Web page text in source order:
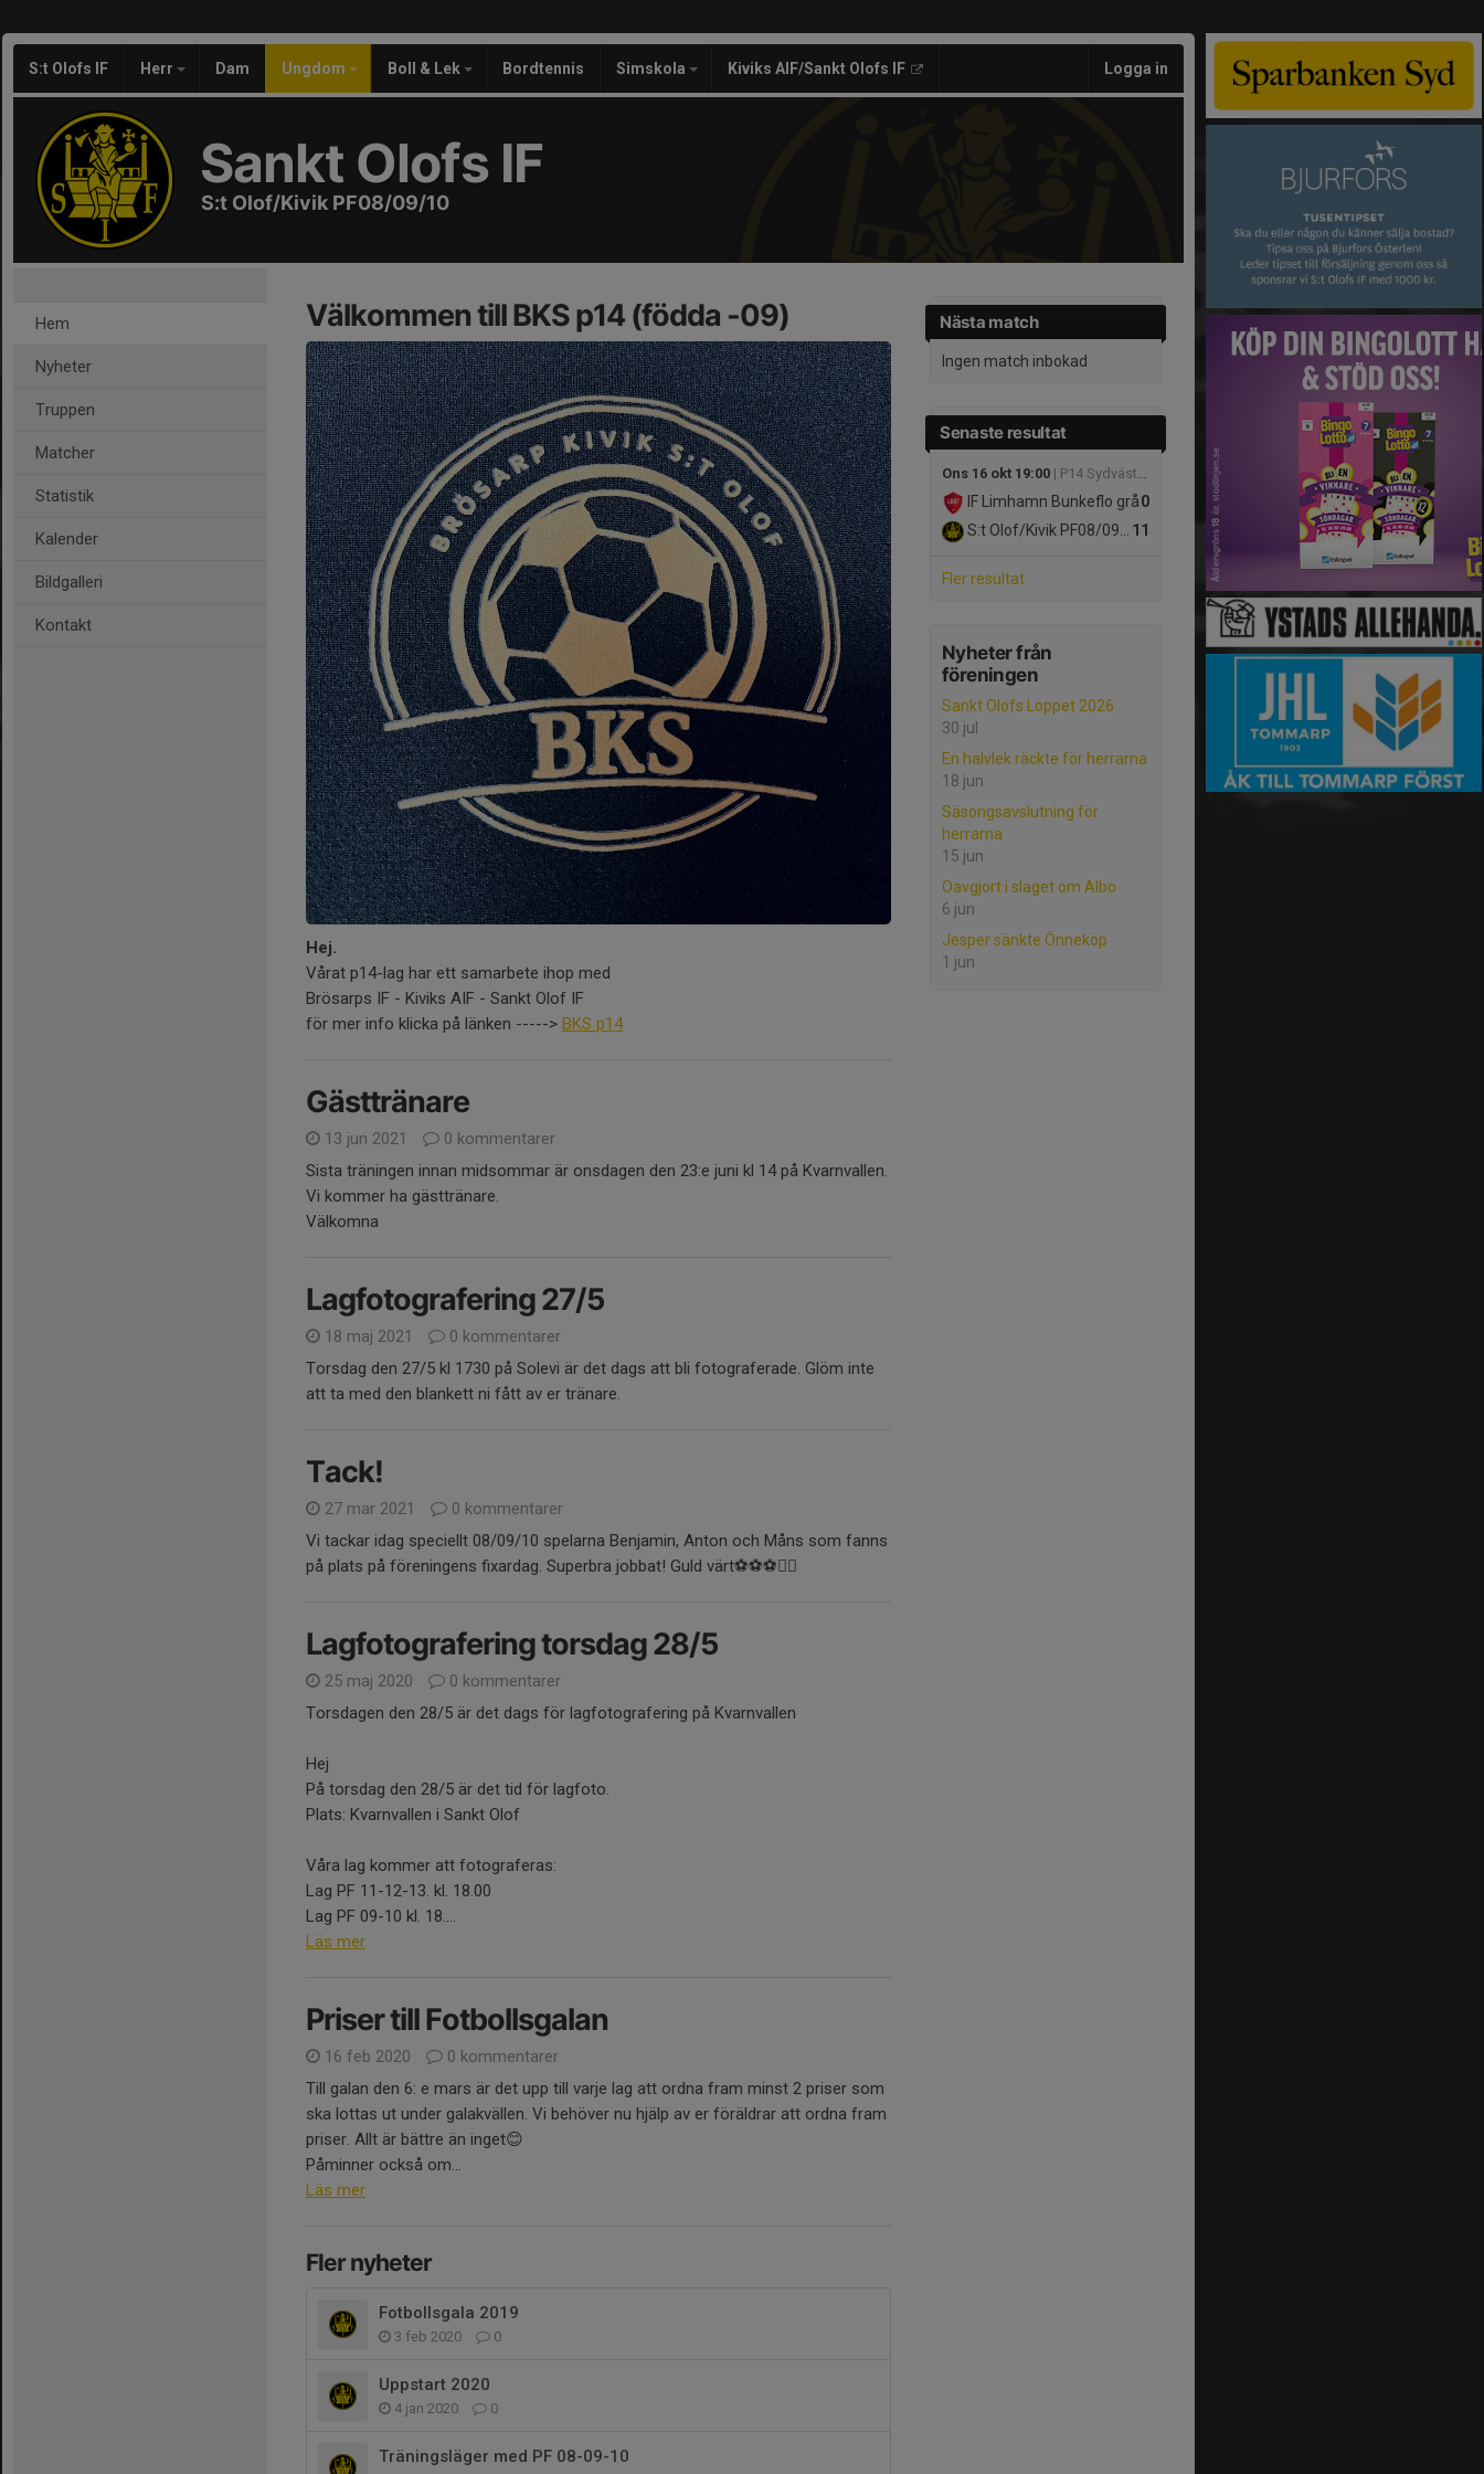
S:t Olofs IF Herr Dam Ungdom Boll & Lek Bordtennis Simskola Kiviks AIF/Sankt Olofs IF Logga in
Sankt Olofs IF
S:t Olof/Kivik PF08/09/10
Hem
Nyheter
Truppen
Matcher
Statistik
Kalender
Bildgalleri
Kontakt
Nästa match
Ingen match inbokad
Senaste resultat
Ons 16 okt 19:00 | P14 Sydvästra B3, höst
0
IF Limhamn Bunkeflo grå
11
S:t Olof/Kivik PF08/09/10
Fler resultat
Nyheter från
föreningen
Sankt Olofs Loppet 2026
30 jul
En halvlek räckte för herrarna
18 jun
Säsongsavslutning för
herrarna
15 jun
Oavgjort i slaget om Albo
6 jun
Jesper sänkte Önneköp
1 jun
Välkommen till BKS p14 (födda -09)
Hej.
Vårat p14-lag har ett samarbete ihop med
Brösarps IF - Kiviks AIF - Sankt Olof IF
för mer info klicka på länken -----> BKS p14
Gästtränare
13 jun 2021
0 kommentarer
Sista träningen innan midsommar är onsdagen den 23:e juni kl 14 på Kvarnvallen.
Vi kommer ha gästtränare.
Välkomna
Lagfotografering 27/5
18 maj 2021
0 kommentarer
Torsdag den 27/5 kl 1730 på Solevi är det dags att bli fotograferade. Glöm inte
att ta med den blankett ni fått av er tränare.
Tack!
27 mar 2021
0 kommentarer
Vi tackar idag speciellt 08/09/10 spelarna Benjamin, Anton och Måns som fanns
på plats på föreningens fixardag. Superbra jobbat! Guld värt⚽️⚽️⚽️👍🏻
Lagfotografering torsdag 28/5
25 maj 2020
0 kommentarer
Torsdagen den 28/5 är det dags för lagfotografering på Kvarnvallen
Hej
På torsdag den 28/5 är det tid för lagfoto.
Plats: Kvarnvallen i Sankt Olof
Våra lag kommer att fotograferas:
Lag PF 11-12-13. kl. 18.00
Lag PF 09-10 kl. 18....
Läs mer
Priser till Fotbollsgalan
16 feb 2020
0 kommentarer
Till galan den 6: e mars är det upp till varje lag att ordna fram minst 2 priser som
ska lottas ut under galakvällen. Vi behöver nu hjälp av er föräldrar att ordna fram
priser. Allt är bättre än inget😊
Påminner också om...
Läs mer
Fler nyheter
Fotbollsgala 2019
3 feb 2020 0
Uppstart 2020
4 jan 2020 0
Träningsläger med PF 08-09-10